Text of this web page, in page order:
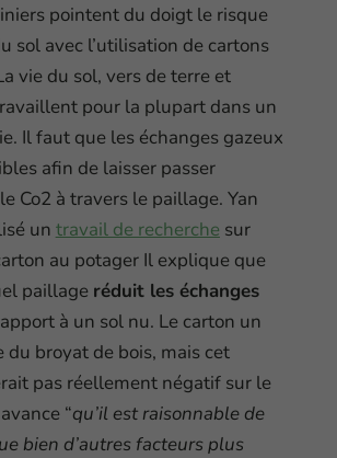
pointent du doigt le risque
sol avec l’utilisation de cartons
vie du sol, vers de terre et
pour la plupart dans un
Il faut que les échanges gazeux
afin de laisser passer
Co2 à travers le paillage. Yan
un travail de recherche sur
au potager Il explique que
paillage réduit les échanges
à un sol nu. Le carton un
du broyat de bois, mais cet
pas réellement négatif sur le
“qu’il est raisonnable de
bien d’autres facteurs plus